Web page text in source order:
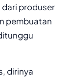
produser
pembuatan
dirinya